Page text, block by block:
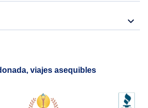
to Lisboa
viajes asequibles